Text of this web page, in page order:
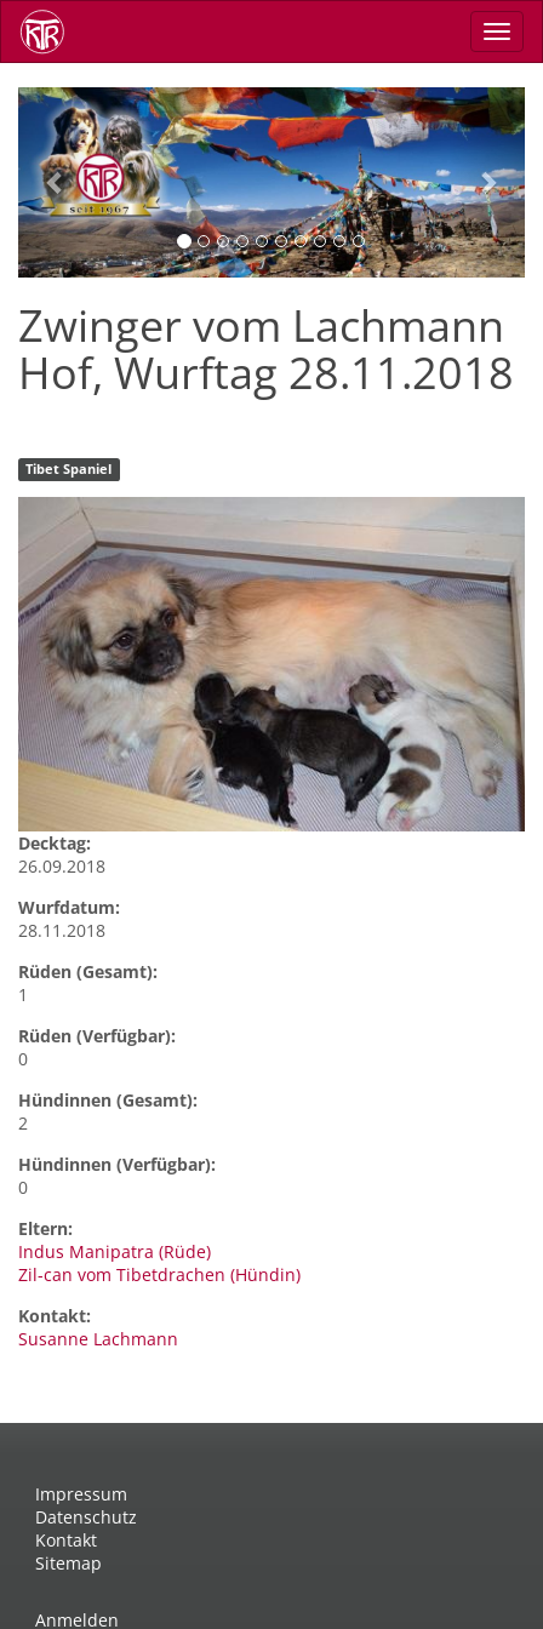
Skip
main
Previous Next
Zwinger vom Lachmann
Hof, Wurftag 28.11.2018
Tibet Spaniel
Decktag:
26.09.2018
Wurfdatum:
28.11.2018
Rüden (Gesamt):
1
Rüden (Verfügbar):
0
Hündinnen (Gesamt):
2
Hündinnen (Verfügbar):
0
Eltern:
Indus Manipatra (Rüde)
Zil-can vom Tibetdrachen (Hündin)
Kontakt:
Susanne Lachmann
Impressum
Datenschutz
Kontakt
Sitemap
Anmelden